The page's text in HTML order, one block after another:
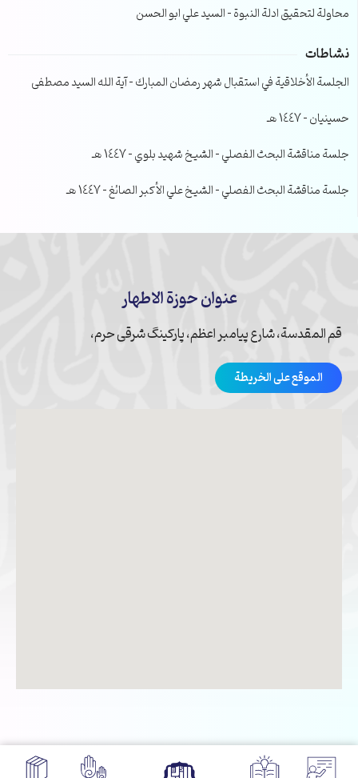
محاولة لتحقيق ادلة النبوة – السيد علي ابو الحسن
نشاطات
الجلسة الأخلاقية في استقبال شهر رمضان المبارك – آية الله السيد مصطفى
حسينيان – 1447 هـ
جلسة مناقشة البحث الفصلي – الشيخ شهيد بلوي – 1447 هـ
جلسة مناقشة البحث الفصلي – الشيخ علي الأكبر الصائغ – 1447 هـ
عنوان حوزة الاطهار
قم المقدسة، شارع پیامبر اعظم، پارکینگ شرقی حرم،
الموقع على الخريطة